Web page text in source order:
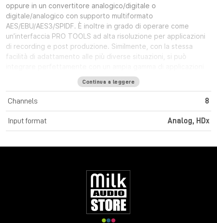
oppure in un convertitore analogico/digitale o
digitale/analogico con supporto multiformato
AES/EBU/AES3/SPIDF. È inoltre in grado di operare come
un’interfaccia PRO TOOLS ad alta risoluzione per applicazioni
di recording e post produzione. Similmente, con la stessa
facilità di adattamento alle più diverse situazioni, si può
DAW, tra cui Logic, Cubase, Nuendo ed altre.
Il Prism Sound ADA-8XR si colloca al top dei convertitori di
fascia professionale e rappresenta la scelta migliore per
broadcast alla post produzione. Offrendo il sistema di
conversione con i risultati più nitidi e trasparenti disponibile sul
ingegneri del suono e musicisti che mirano alla massima qualità
è perfetto per la regstrazine di qualsiasi fonte sonora, e,
avvalendosi di output multipli, è anche un’ottima sorgente per
sommatori analogici esterni. Grazie alla versatilità e qualità di
cui si contraddistingue, l’ADA-8XR ha saputo guadagnarsi un
posto nei Top studios di tutto il mondo ed è stato quindi
Continua a leggere
Channels 8
Input format Analog, HDx